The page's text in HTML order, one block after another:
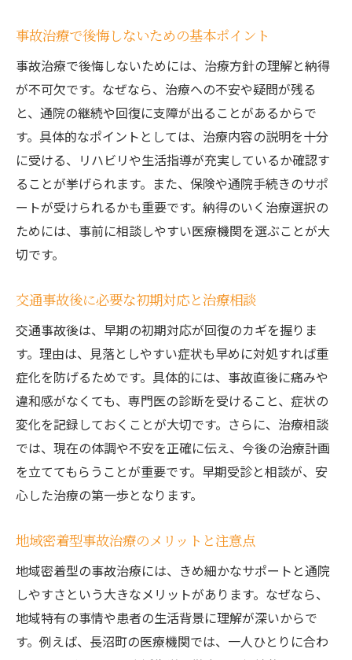
早期対応が鍵となる事故治療の実践法
事故治療後の日常生活アドバイスまとめ
事故治療ナビを活用した最適な治療の探し方
事故治療ナビ利用で自分に合う病院探し
事故治療ナビの信頼性と選び方ガイド
事故治療検索で抑えたい安全なポイント
事故治療ナビの実際の口コミ活用術
事故治療選びで怪しい情報に注意しよう
事故治療の初動対応で症状悪化を防ぐ秘訣
事故治療の流れと通院時の注意点まとめ
症状が軽い時こそ事故治療の受診が重要
事故治療で適切な診断を受けるポイント
事故治療後の経過観察を続ける理由とは
事故治療における初期リハビリの進め方
通いやすさと信頼で選ぶ長沼町の治療法
事故治療は通院しやすさが選択の決め手
事故治療に便利なアクセス方法を紹介
長沼町で評判の事故治療を受けるポイント
事故治療ナビを使いこなした選び方の工夫
事故治療の快適な通院環境づくりのヒント
納得できる事故治療方針の見極め方とは
事故治療で後悔しないための基本ポイント
事故治療で後悔しないためには、治療方針の理解と納得
が不可欠です。なぜなら、治療への不安や疑問が残る
と、通院の継続や回復に支障が出ることがあるからで
す。具体的なポイントとしては、治療内容の説明を十分
に受ける、リハビリや生活指導が充実しているか確認す
ることが挙げられます。また、保険や通院手続きのサポ
ートが受けられるかも重要です。納得のいく治療選択の
ためには、事前に相談しやすい医療機関を選ぶことが大
切です。
交通事故後に必要な初期対応と治療相談
交通事故後は、早期の初期対応が回復のカギを握りま
す。理由は、見落としやすい症状も早めに対処すれば重
症化を防げるためです。具体的には、事故直後に痛みや
違和感がなくても、専門医の診断を受けること、症状の
変化を記録しておくことが大切です。さらに、治療相談
では、現在の体調や不安を正確に伝え、今後の治療計画
を立ててもらうことが重要です。早期受診と相談が、安
心した治療の第一歩となります。
地域密着型事故治療のメリットと注意点
地域密着型の事故治療には、きめ細かなサポートと通院
しやすさという大きなメリットがあります。なぜなら、
地域特有の事情や患者の生活背景に理解が深いからで
す。例えば、長沼町の医療機関では、一人ひとりに合わ